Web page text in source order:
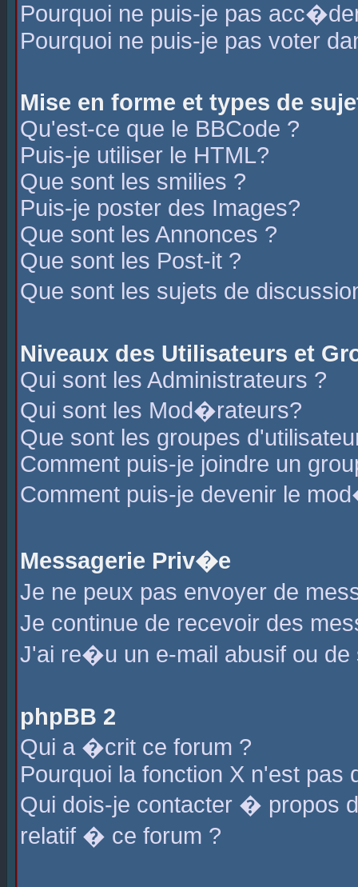
Pourquoi ne puis-je pas
Pourquoi ne puis-je pas voter
Mise en forme et types de
Qu'est-ce que le BBCode ?
Puis-je utiliser le HTML?
Que sont les smilies ?
Puis-je poster des Images?
Que sont les Annonces ?
Que sont les Post-it ?
Que sont les sujets de
Niveaux des Utilisateurs et
Qui sont les Administrateurs ?
Qui sont les Mod�rateurs?
Que sont les groupes
Comment puis-je joindre un
Comment puis-je devenir le
Messagerie Priv�e
Je ne peux pas envoyer de
Je continue de recevoir des
J'ai re�u un e-mail abusif ou de
phpBB 2
Qui a �crit ce forum ?
Pourquoi la fonction X n'est pas
Qui dois-je contacter � propos
relatif � ce forum ?